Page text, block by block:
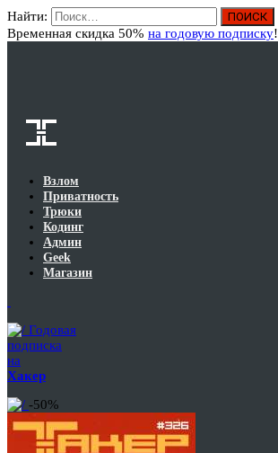
Найти:
Временная скидка 50% на годовую подписку!
Взлом
Приватность
Трюки
Кодинг
Админ
Geek
Магазин
Годовая
подписка
на
Хакер
-50%